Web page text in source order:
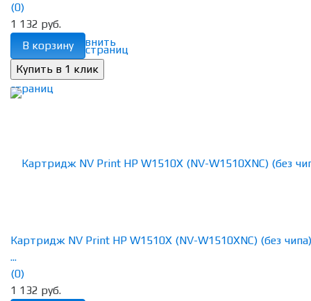
избранное сравнить
(0)
1 132 руб.
В корзину
Картридж NV Print HP W1510X (NV-W1510XNC) (без
...
(0)
1 132 руб.